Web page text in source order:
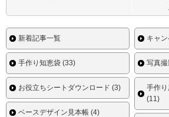
新着記事一覧 キャ
手作り知恵袋 (33) 写真
お役立ちシートダウンロード (3)
手作
(11)
ベースデザイン見本帳 (4)